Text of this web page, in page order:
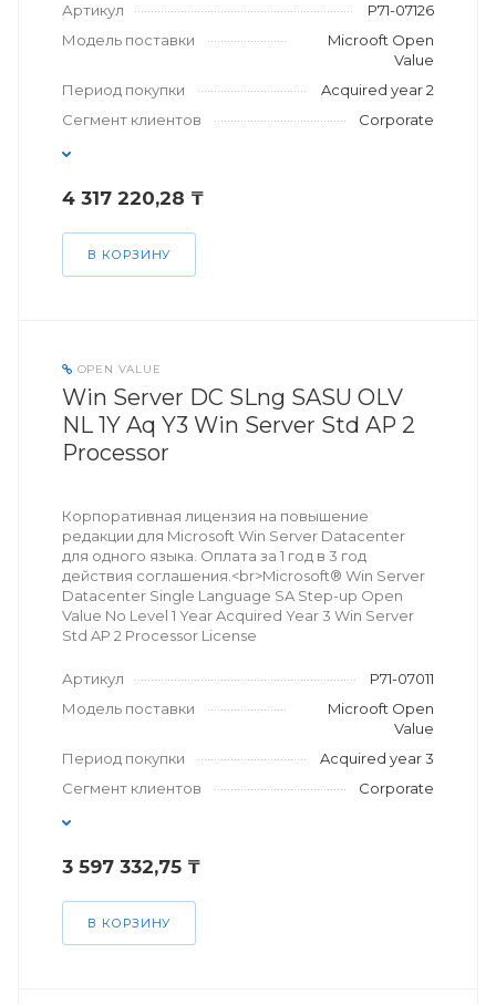
Артикул
P71-07126
Модель поставки
Microoft Open
Value
Период покупки
Acquired year 2
Сегмент клиентов
Corporate
4 317 220,28 ₸
В КОРЗИНУ
OPEN VALUE
Win Server DC SLng SASU OLV
NL 1Y Aq Y3 Win Server Std AP 2
Processor
Корпоративная лицензия на повышение
редакции для Microsoft Win Server Datacenter
для одного языка. Оплата за 1 год в 3 год
действия соглашения.<br>Microsoft® Win Server
Datacenter Single Language SA Step-up Open
Value No Level 1 Year Acquired Year 3 Win Server
Std AP 2 Processor License
Артикул
P71-07011
Модель поставки
Microoft Open
Value
Период покупки
Acquired year 3
Сегмент клиентов
Corporate
3 597 332,75 ₸
В КОРЗИНУ